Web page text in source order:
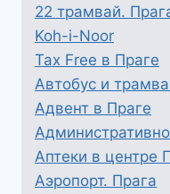
22 трамвай.
Koh-i-Noor
Tax Free в Праге
Автобус и
Адвент в Праге
Аптеки в центре
Аэропорт. Прага